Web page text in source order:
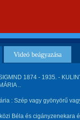
Videó beágyazása
1874 - 1935. -
..
: Szép vagy gyönyörű
Béla és cigányzenekara